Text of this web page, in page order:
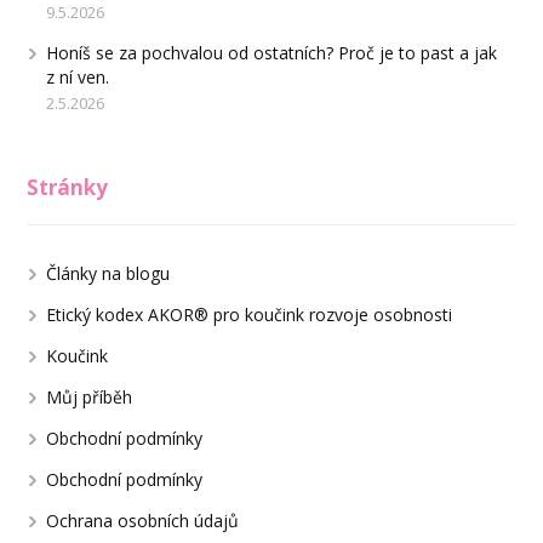
9.5.2026
Honíš se za pochvalou od ostatních? Proč je to past a jak
z ní ven.
2.5.2026
Stránky
Články na blogu
Etický kodex AKOR® pro koučink rozvoje osobnosti
Koučink
Můj příběh
Obchodní podmínky
Obchodní podmínky
Ochrana osobních údajů